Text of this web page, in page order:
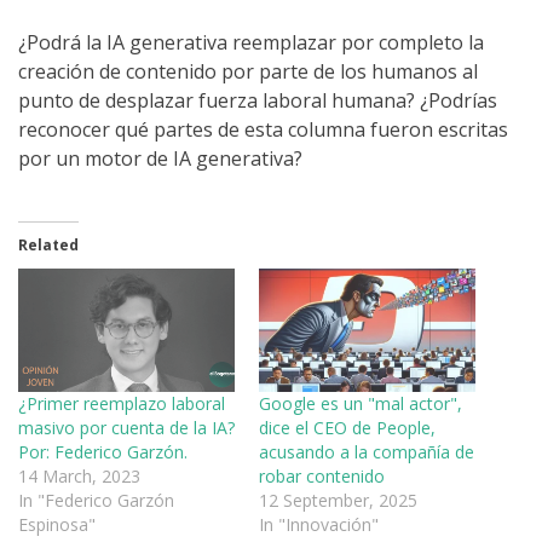
¿Podrá la IA generativa reemplazar por completo la
creación de contenido por parte de los humanos al
punto de desplazar fuerza laboral humana? ¿Podrías
reconocer qué partes de esta columna fueron escritas
por un motor de IA generativa?
Related
¿Primer reemplazo laboral
masivo por cuenta de la IA?
Por: Federico Garzón.
14 March, 2023
In "Federico Garzón
Espinosa"
Google es un "mal actor",
dice el CEO de People,
acusando a la compañía de
robar contenido
12 September, 2025
In "Innovación"